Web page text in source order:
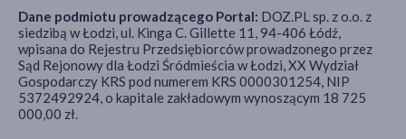
Dane podmiotu prowadzącego Portal: DOZ.PL sp. z o.o. z
siedzibą w Łodzi, ul. Kinga C. Gillette 11, 94-406 Łódź,
wpisana do Rejestru Przedsiębiorców prowadzonego przez
Sąd Rejonowy dla Łodzi Śródmieścia w Łodzi, XX Wydział
Gospodarczy KRS pod numerem KRS 0000301254, NIP
5372492924, o kapitale zakładowym wynoszącym 18 725
000,00 zł.